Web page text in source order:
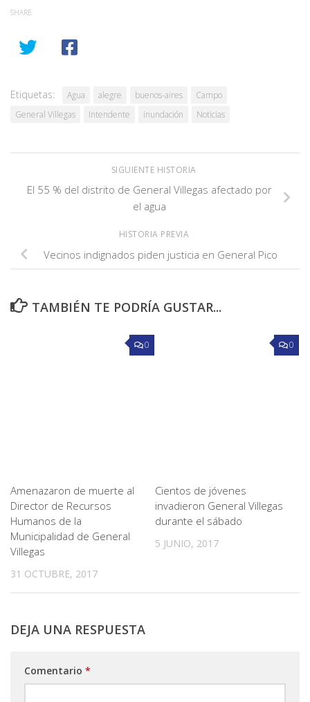
SHARE
Etiquetas: Agua alegre buenos-aires
Campo
General Villegas
Intendente inundación Noticias
SIGUIENTE HISTORIA
El 55 % del distrito de General Villegas afectado por
el agua
HISTORIA PREVIA
Vecinos indignados piden justicia en General Pico
TAMBIÉN TE PODRÍA GUSTAR...
0
Amenazaron de muerte al
Director de Recursos
Humanos de la
Municipalidad de General
Villegas
31 OCTUBRE, 2017
0
Cientos de jóvenes
invadieron General Villegas
durante el sábado
5 JUNIO, 2017
DEJA UNA RESPUESTA
Comentario *